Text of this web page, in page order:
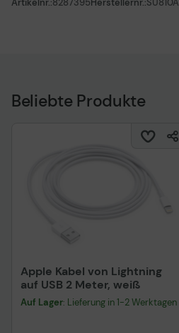
Artikelnr.:8287395Herstellernr.:SU810A
Beliebte Produkte
Apple Kabel von Lightning
auf USB 2 Meter, weiß
Auf Lager: Lieferung in 1-2 Werktagen